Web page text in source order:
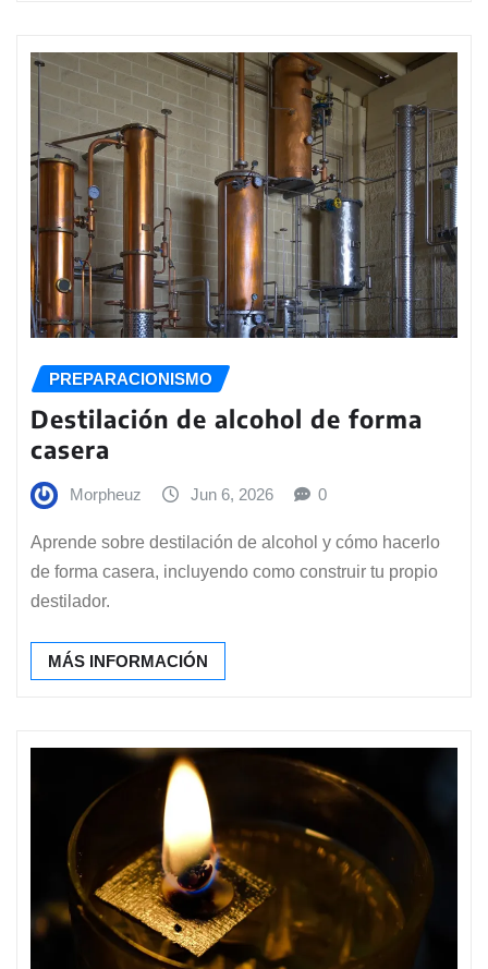
PREPARACIONISMO
Destilación de alcohol de forma
casera
Morpheuz Jun 6, 2026 0
Aprende sobre destilación de alcohol y cómo hacerlo
de forma casera, incluyendo como construir tu propio
destilador.
MÁS INFORMACIÓN